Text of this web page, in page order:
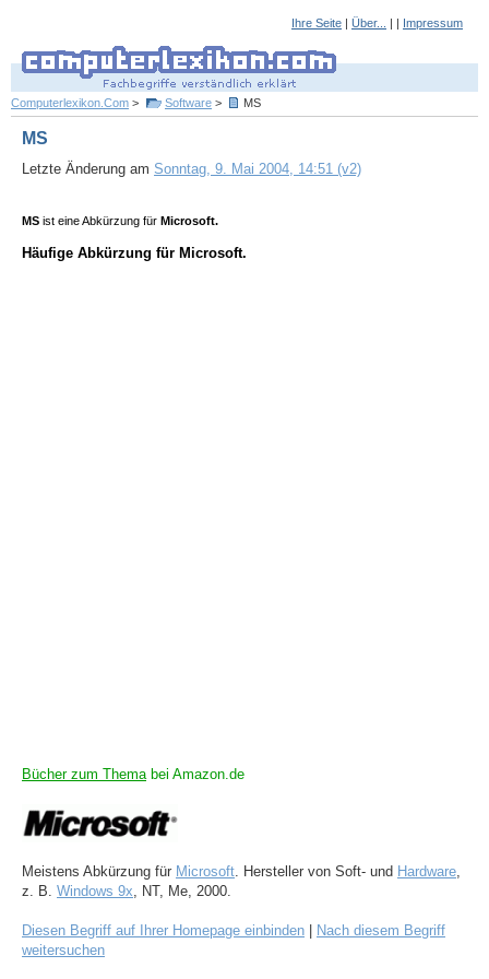
Ihre Seite | Über... | | Impressum
Computerlexikon.Com > Software > MS
MS
Letzte Änderung am Sonntag, 9. Mai 2004, 14:51 (v2)
MS ist eine Abkürzung für Microsoft.
Häufige Abkürzung für Microsoft.
Bücher zum Themabei Amazon.de
Meistens Abkürzung für Microsoft. Hersteller von Soft- und Hardware,
z. B. Windows 9x, NT, Me, 2000.
Diesen Begriff auf Ihrer Homepage einbinden
Nach diesem Begriff
weitersuchen